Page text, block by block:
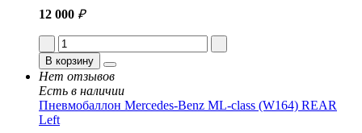
12 000 ₽
В корзину
Нет отзывов
Есть в наличии
Пневмобаллон Mercedes-Benz ML-class (W164) REAR
Left